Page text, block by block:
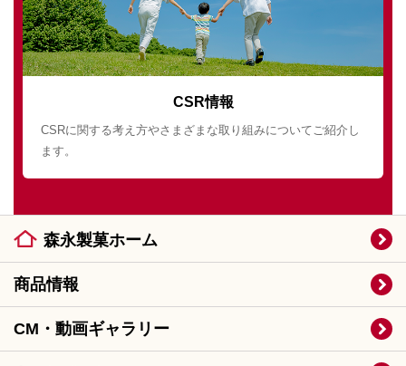
CSR情報
CSRに関する考え方やさまざまな取り組みについてご紹介し
ます。
森永製菓ホーム
商品情報
CM・動画ギャラリー